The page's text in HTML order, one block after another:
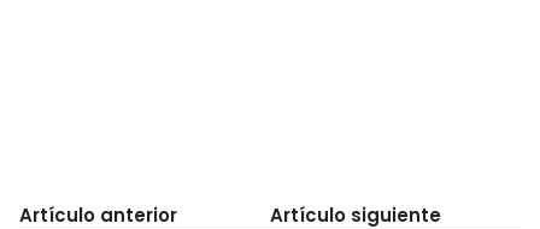
Artículo anterior Artículo siguiente